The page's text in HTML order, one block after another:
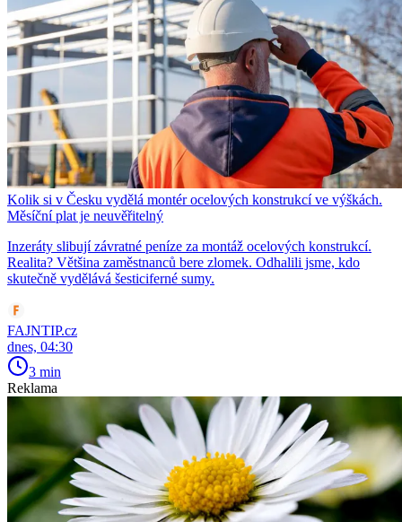
Kolik si v Česku vydělá montér ocelových konstrukcí ve výškách.
Měsíční plat je neuvěřitelný
Inzeráty slibují závratné peníze za montáž ocelových konstrukcí.
Realita? Většina zaměstnanců bere zlomek. Odhalili jsme, kdo
skutečně vydělává šesticiferné sumy.
FAJNTIP.cz
dnes, 04:30
3 min
Reklama